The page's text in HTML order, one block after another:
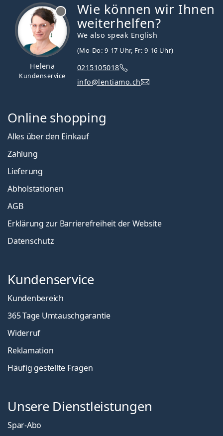
Helena
Kundenservice
Wie können wir Ihnen
weiterhelfen?
We also speak English
(Mo-Do: 9-17 Uhr, Fr: 9-16 Uhr)
0215105018
info@lentiamo.ch
Online shopping
Alles über den Einkauf
Zahlung
Lieferung
Abholstationen
AGB
Erklärung zur Barrierefreiheit der Website
Datenschutz
Kundenservice
Kundenbereich
365 Tage Umtauschgarantie
Widerruf
Reklamation
Häufig gestellte Fragen
Unsere Dienstleistungen
Spar-Abo